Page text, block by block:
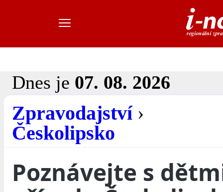
Dnes je 07. 08. 2026
Zpravodajství›
Českolipsko
Poznávejte s